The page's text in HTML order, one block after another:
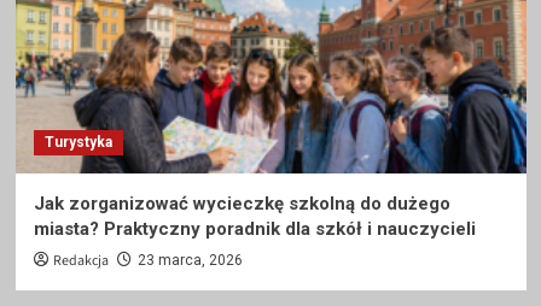
Turystyka
Jak zorganizować wycieczkę szkolną do dużego
miasta? Praktyczny poradnik dla szkół i nauczycieli
Redakcja 23 marca, 2026